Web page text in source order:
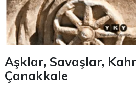
Aşklar, Savaşlar,
Çanakkale